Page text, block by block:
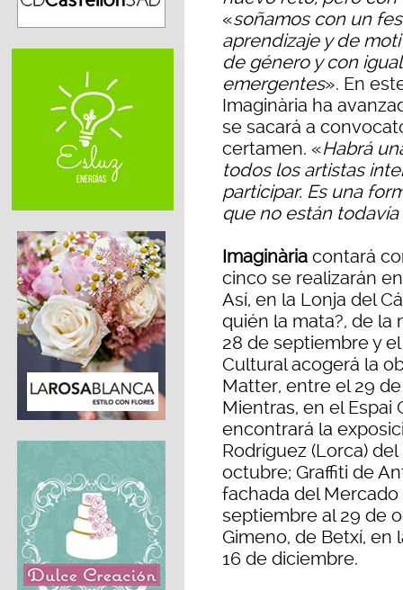
«soñamos con un
aprendizaje y de
de género y con
emergentes». En
Imaginària ha
se sacará a
certamen. «Habrá
todos los artistas
participar. Es una
que no están
Imaginària contará
cinco se realizarán
Así, en la Lonja del
quién la mata?, de la
28 de septiembre y
Cultural acogerá la
Matter, entre el 29
Mientras, en el Espai
encontrará la
Rodríguez (Lorca)
octubre; Graffiti de
fachada del
septiembre al 29 de
Gimeno, de Betxí, en
16 de diciembre.